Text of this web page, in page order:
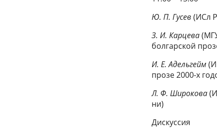
Ю. П. Гусев (ИСл
З. И. Карцева
болгарской
И. Е. Адельгейм
прозе 2000-х
Л. Ф. Широкова
ни)
Дискуссия